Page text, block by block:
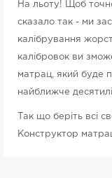
На льоту! Щоб точно
сказало так - ми
калібрування
калібровок ви
матрац, який буде
найближче
Так що беріть всі
Конструктор